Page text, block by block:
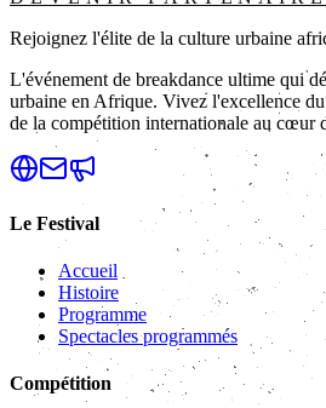
Rejoignez l'élite de la culture urbaine
L'événement de breakdance ultime qui
urbaine en Afrique. Vivez l'excellence
de la compétition internationale au cœur
Le Festival
Accueil
Histoire
Programme
Spectacles programmés
Compétition